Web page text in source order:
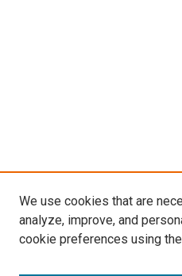
We use cookies that are
analyze, improve, and
cookie preferences using the